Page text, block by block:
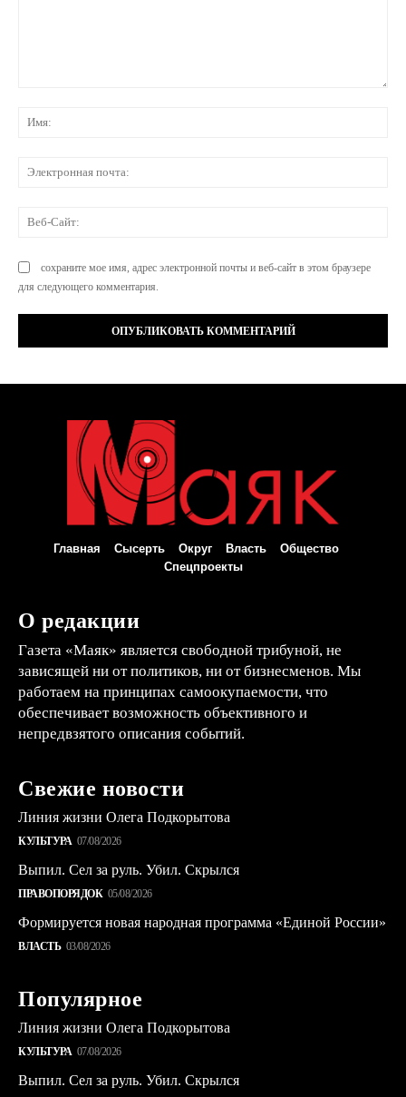
сохраните мое имя, адрес электронной почты и веб-сайт в этом браузере
для следующего комментария.
Главная Сысерть Округ Власть
Общество
Спецпроекты
О редакции
Газета «Маяк» является свободной трибуной, не
зависящей ни от политиков, ни от бизнесменов. Мы
работаем на принципах самоокупаемости, что
обеспечивает возможность объективного и
непредвзятого описания событий.
Свежие новости
Линия жизни Олега Подкорытова
КУЛЬТУРА 07/08/2026
Выпил. Сел за руль. Убил. Скрылся
ПРАВОПОРЯДОК 05/08/2026
Формируется новая народная программа «Единой России»
ВЛАСТЬ 03/08/2026
Популярное
Линия жизни Олега Подкорытова
КУЛЬТУРА 07/08/2026
Выпил. Сел за руль. Убил. Скрылся